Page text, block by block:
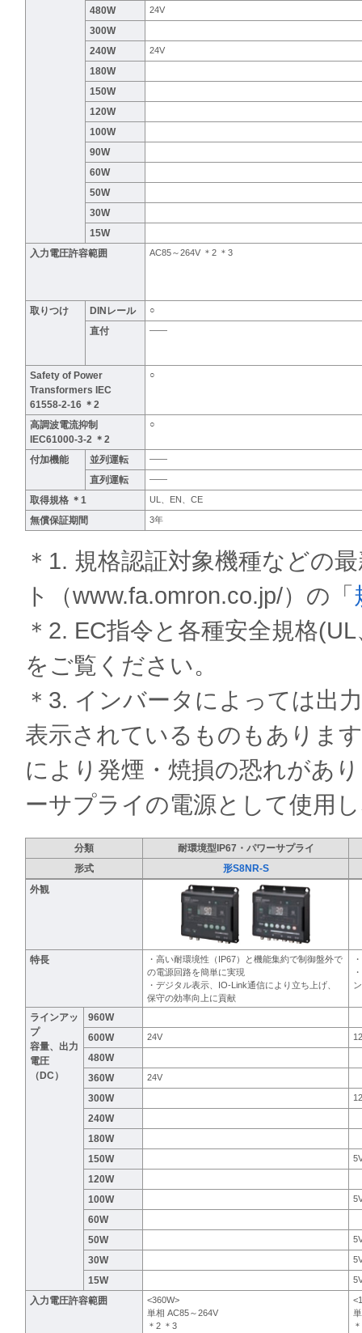
480W 24V
300W
240W
24V
180W
150W
120W
100W
90W
60W
50W
30W
15W
入力電圧許容範囲
AC85～264V ＊2 ＊3
取りつけ DINレール ○
直付 ――
Safety of Power
Transformers IEC
61558-2-16 ＊2
○
高調波電流抑制
IEC61000-3-2 ＊2
○
付加機能 並列運転 ――
直列運転 ――
取得規格 ＊1 UL、EN、CE
無償保証期間 3年
＊1. 規格認証対象機種などの
ト（www.fa.omron.co.jp/）の「
＊2. EC指令と各種安全規格
をご覧ください。
＊3. インバータによっては出
表示されているものもありま
により発煙・焼損の恐れがあ
ーサプライの電源として使用
分類
耐環境型IP67・パワーサプライ
形式
形S8NR-S
外観
特長
・高い耐環境性（IP67）と機能集約で制御盤外で
の電源回路を簡単に実現
・デジタル表示、IO-Link通信により立ち上げ、
保守の効率向上に貢献
ラインアッ
プ
容量、出力
電圧
（DC）
960W
600W
24V
480W
360W
24V
300W
240W
180W
150W
120W
100W
60W
50W
30W
15W
入力電圧許容範囲
<360W>
単相 AC85～264V
＊2 ＊3